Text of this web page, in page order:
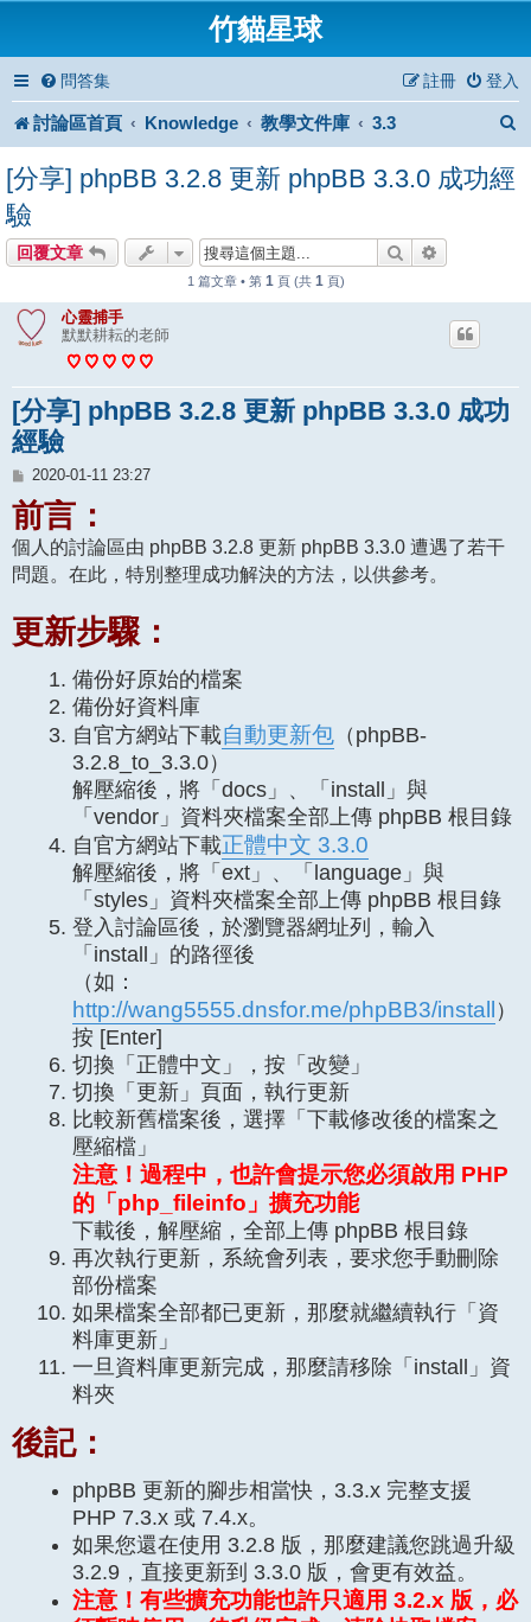
竹貓星球
問答集 登入
註冊
討論區首頁 Knowledge 教學文件庫 3.3
[分享] phpBB 3.2.8 更新 phpBB 3.3.0 成功經
驗
回覆文章 搜尋
1 篇文章 • 第 1 頁 (共 1 頁)
心靈捕手
默默耕耘的老師
[分享] phpBB 3.2.8 更新 phpBB 3.3.0 成功
經驗
文
2020-01-11 23:27
前言：
個人的討論區由 phpBB 3.2.8 更新 phpBB 3.3.0 遭遇了若干
問題。在此，特別整理成功解決的方法，以供參考。
更新步驟：
備份好原始的檔案
備份好資料庫
自官方網站下載自動更新包 （phpBB-
3.2.8_to_3.3.0）
解壓縮後，將「docs」、「install」與
「vendor」資料夾檔案全部上傳 phpBB 根目錄
自官方網站下載正體中文 3.3.0
解壓縮後，將「ext」、「language」與
「styles」資料夾檔案全部上傳 phpBB 根目錄
登入討論區後，於瀏覽器網址列，輸入
「install」的路徑後
（如：
http://wang5555.dnsfor.me/phpBB3/install ）
按 [Enter]
切換「正體中文」，按「改變」
切換「更新」頁面，執行更新
比較新舊檔案後，選擇「下載修改後的檔案之
壓縮檔」
注意！過程中，也許會提示您必須啟用 PHP
的「php_fileinfo」擴充功能
下載後，解壓縮，全部上傳 phpBB 根目錄
再次執行更新，系統會列表，要求您手動刪除
部份檔案
如果檔案全部都已更新，那麼就繼續執行「資
料庫更新」
一旦資料庫更新完成，那麼請移除「install」資
料夾
後記：
phpBB 更新的腳步相當快，3.3.x 完整支援
PHP 7.3.x 或 7.4.x。
如果您還在使用 3.2.8 版，那麼建議您跳過升級
3.2.9，直接更新到 3.3.0 版，會更有效益。
注意！有些擴充功能也許只適用 3.2.x 版，必